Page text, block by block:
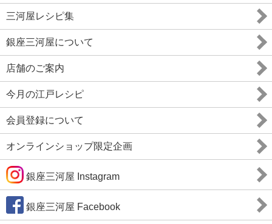
三河屋レシピ集
銀座三河屋について
店舗のご案内
今月の江戸レシピ
会員登録について
オンラインショップ限定企画
銀座三河屋 Instagram
銀座三河屋 Facebook